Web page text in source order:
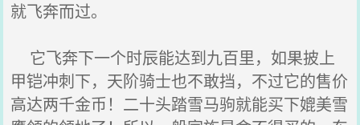
就飞奔而过。
它飞奔下一个时辰能达到九百里，如果披上
甲铠冲刺下，天阶骑士也不敢挡，不过它的售价
高达两千金币！二十头踏雪马驹就能买下媲美雪